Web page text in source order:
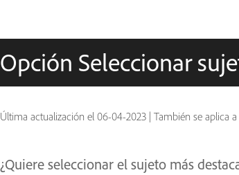
Opción Seleccionar
Última actualización el 06-04-2023 | También se aplica
¿Quiere seleccionar el sujeto más